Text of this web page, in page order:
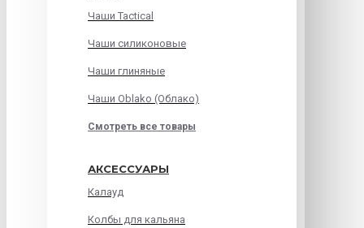
Чаши Tactical
Чаши силиконовые
Чаши глиняные
Чаши Oblako (Облако)
Смотреть все товары
АКСЕССУАРЫ
Калауд
Колбы для кальяна